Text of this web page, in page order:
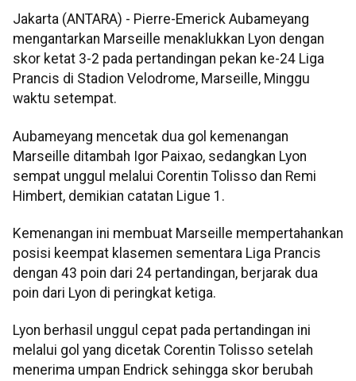
Jakarta (ANTARA) - Pierre-Emerick Aubameyang
mengantarkan Marseille menaklukkan Lyon dengan
skor ketat 3-2 pada pertandingan pekan ke-24 Liga
Prancis di Stadion Velodrome, Marseille, Minggu
waktu setempat.
Aubameyang mencetak dua gol kemenangan
Marseille ditambah Igor Paixao, sedangkan Lyon
sempat unggul melalui Corentin Tolisso dan Remi
Himbert, demikian catatan Ligue 1.
Kemenangan ini membuat Marseille mempertahankan
posisi keempat klasemen sementara Liga Prancis
dengan 43 poin dari 24 pertandingan, berjarak dua
poin dari Lyon di peringkat ketiga.
Lyon berhasil unggul cepat pada pertandingan ini
melalui gol yang dicetak Corentin Tolisso setelah
menerima umpan Endrick sehingga skor berubah